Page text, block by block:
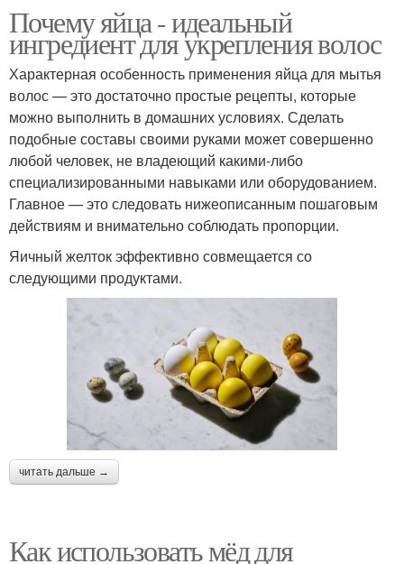
Почему яйца - идеальный
ингредиент для укрепления волос
Характерная особенность применения яйца для мытья
волос — это достаточно простые рецепты, которые
можно выполнить в домашних условиях. Сделать
подобные составы своими руками может совершенно
любой человек, не владеющий какими-либо
специализированными навыками или оборудованием.
Главное — это следовать нижеописанным пошаговым
действиям и внимательно соблюдать пропорции.
Яичный желток эффективно совмещается со
следующими продуктами.
читать дальше →
Как использовать мёд для